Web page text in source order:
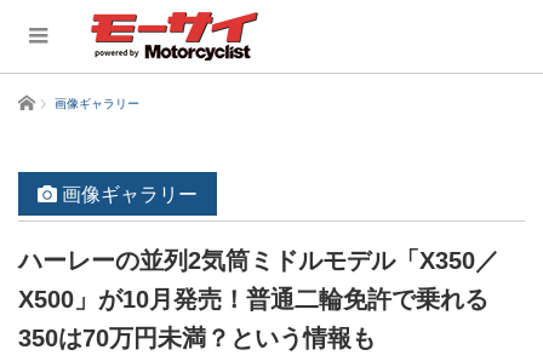
ホーム 画像ギャラリー
画像ギャラリー
ハーレーの並列2気筒ミドルモデル「X350／
X500」が10月発売！普通二輪免許で乗れる
350は70万円未満？という情報も